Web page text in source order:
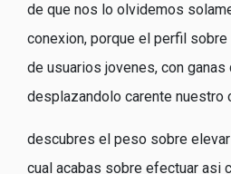
de que nos lo olvidemos
conexion, porque el perfil
de usuarios jovenes, con ganas
desplazandolo carente nuestro
descubres el peso sobre
cual acabas sobre efectuar asi­